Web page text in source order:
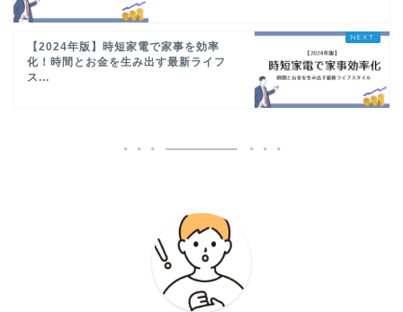
【2024年版】時短家電で家事を効率
化！時間とお金を生み出す最新ライフ
ス...